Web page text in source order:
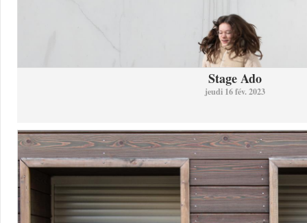
Stage Ado
jeudi 16 fév. 2023